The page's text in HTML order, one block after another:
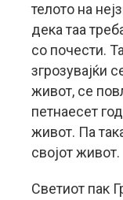
телото на
дека таа
со почести.
згрозувајќи
живот, се
петнаесет
живот. Па
својот живот.
Светиот пак